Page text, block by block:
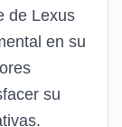
de Lexus
en su
su